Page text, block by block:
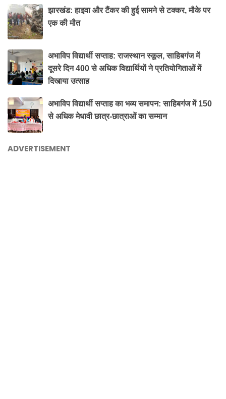
झारखंड: हाइवा और टैंकर की हुई सामने से टक्कर, मौके पर
एक की मौत
अभाविप विद्यार्थी सप्ताह: राजस्थान स्कूल, साहिबगंज में
दूसरे दिन 400 से अधिक विद्यार्थियों ने प्रतियोगिताओं में
दिखाया उत्साह
अभाविप विद्यार्थी सप्ताह का भव्य समापन: साहिबगंज में 150
से अधिक मेधावी छात्र-छात्राओं का सम्मान
ADVERTISEMENT